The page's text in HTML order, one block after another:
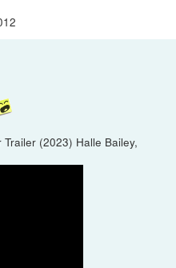
(2023) Halle Bailey,